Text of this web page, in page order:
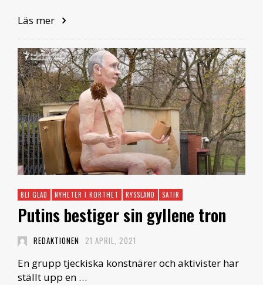
Läs mer
BLI GLAD NYHETER I KORTHET RYSSLAND SATIR
Putins bestiger sin gyllene tron
REDAKTIONEN 21 APRIL, 2021
En grupp tjeckiska konstnärer och aktivister har
ställt upp en …